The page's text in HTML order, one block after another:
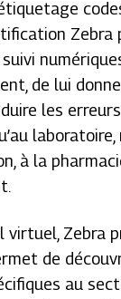
de lui
les
à la
virtuel, Zebra
de
au